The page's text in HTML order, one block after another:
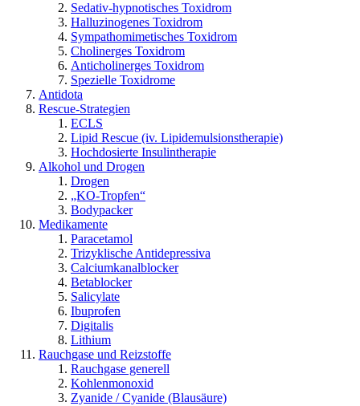
Sedativ-hypnotisches Toxidrom
Halluzinogenes Toxidrom
Sympathomimetisches Toxidrom
Cholinerges Toxidrom
Anticholinerges Toxidrom
Spezielle Toxidrome
Antidota
Rescue-Strategien
ECLS
Lipid Rescue (iv. Lipidemulsionstherapie)
Hochdosierte Insulintherapie
Alkohol und Drogen
Drogen
„KO-Tropfen“
Bodypacker
Medikamente
Paracetamol
Trizyklische Antidepressiva
Calciumkanalblocker
Betablocker
Salicylate
Ibuprofen
Digitalis
Lithium
Rauchgase und Reizstoffe
Rauchgase generell
Kohlenmonoxid
Zyanide / Cyanide (Blausäure)